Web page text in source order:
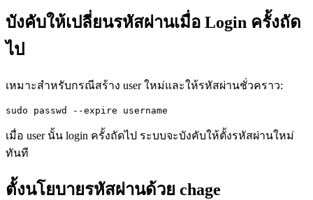
บังคับให้เปลี่ยนรหัสผ่านเมื่อ Login ครั้งถัด
ไป
เหมาะสำหรับกรณีสร้าง user ใหม่และให้รหัสผ่านชั่วคราว:
sudo passwd --expire username
เมื่อ user นั้น login ครั้งถัดไป ระบบจะบังคับให้ตั้งรหัสผ่านใหม่
ทันที
ตั้งนโยบายรหัสผ่านด้วย chage